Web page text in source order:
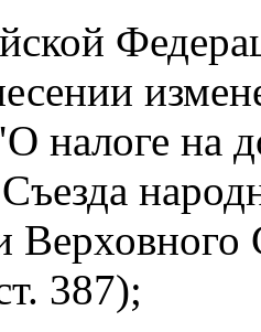
налоге на
Верховного
387);